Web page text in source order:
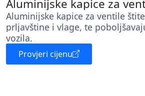
Aluminijske kapice za
Aluminijske kapice za ventile
prljavštine i vlage, te
vozila.
Provjeri cijenu